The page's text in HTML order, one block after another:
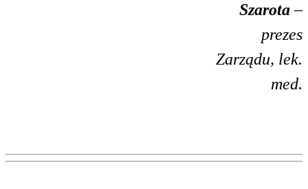
Szarota–
prezes
Zarządu, lek.
med.